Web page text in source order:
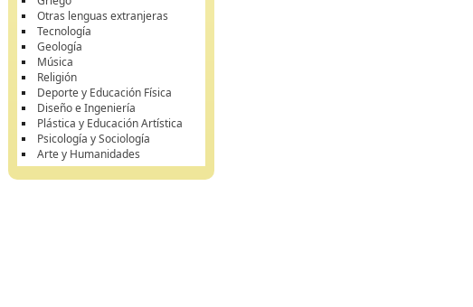
Otras lenguas extranjeras
Tecnología
Geología
Música
Religión
Deporte y Educación Física
Diseño e Ingeniería
Plástica y Educación Artística
Psicología y Sociología
Arte y Humanidades